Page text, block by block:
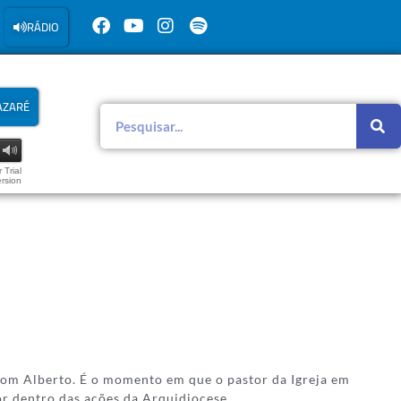
RÁDIO
Trial
Alberto. É o momento em que o pastor da Igreja em
dentro das ações da Arquidiocese.